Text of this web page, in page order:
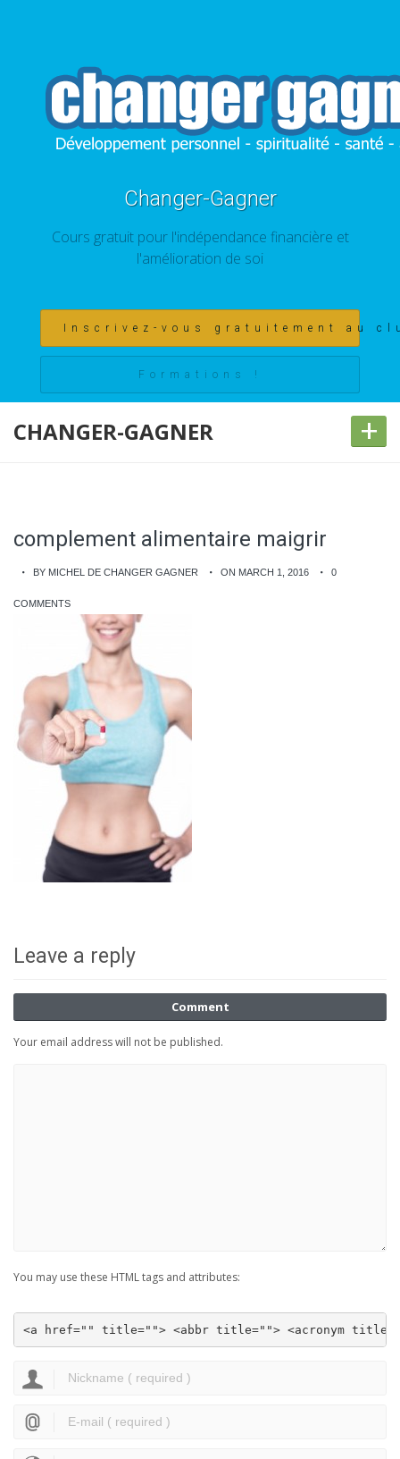
Changer-Gagner
Cours gratuit pour l'indépendance financière et
l'amélioration de soi
Inscrivez-vous gratuitement au
Formations !
CHANGER-GAGNER +
complement alimentaire maigrir
BY MICHEL DE CHANGER GAGNER ON MARCH 1, 2016 0
COMMENTS
Leave a reply
Comment
Your email address will not be published.
You may use these HTML tags and attributes:
<a href="" title=""> <abbr title=""> <acronym